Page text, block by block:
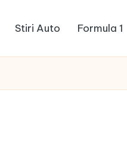
Stiri Auto Formula 1